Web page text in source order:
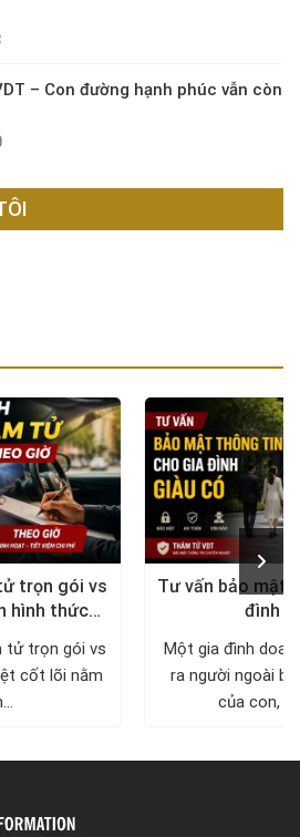
– Con đường hạnh phúc vẫn còn
trọn gói vs
hình thức
tử trọn gói vs
cốt lõi nằm
Tư vấn bảo mật
đình
Một gia đình
ra người ngoài
của con,